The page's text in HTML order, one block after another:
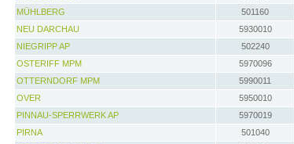
MÜHLBERG
501160
NEU DARCHAU
5930010
NIEGRIPP AP
502240
OSTERIFF MPM
5970096
OTTERNDORF MPM
5990011
OVER
5950010
PINNAU-SPERRWERK AP
5970019
PIRNA
501040